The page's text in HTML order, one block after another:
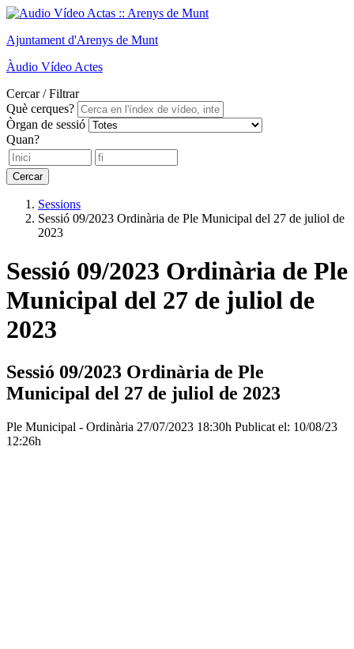
Ajuntament d'Arenys de Munt
Àudio Vídeo Actes
Cercar / Filtrar
Què cerques?
Òrgan de sessió
Quan?
Cercar
Sessions
Sessió 09/2023 Ordinària de Ple Municipal del 27 de juliol de
2023
Sessió 09/2023 Ordinària de Ple
Municipal del 27 de juliol de
2023
Sessió 09/2023 Ordinària de Ple
Municipal del 27 de juliol de 2023
Ple Municipal - Ordinària 27/07/2023 18:30h Publicat el: 10/08/23
12:26h